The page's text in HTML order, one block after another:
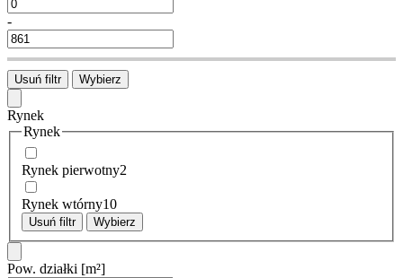
-
Usuń filtr Wybierz
Rynek
Rynek
Rynek pierwotny2
Rynek wtórny10
Usuń filtr Wybierz
Pow. działki [m²]